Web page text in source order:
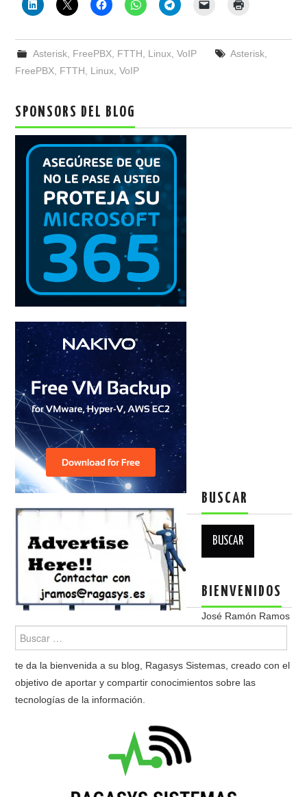
Asterisk, FreePBX, FTTH Linux, VoIP Asterisk,
FreePBX FTTH Linux ,VoIP
SPONSORS DEL BLOG
BUSCAR
BIENVENIDOS
José Ramón Ramos
te da la bienvenida a su blog, Ragasys Sistemas, creado con el
objetivo de aportar y compartir conocimientos sobre las
tecnologías de la información.